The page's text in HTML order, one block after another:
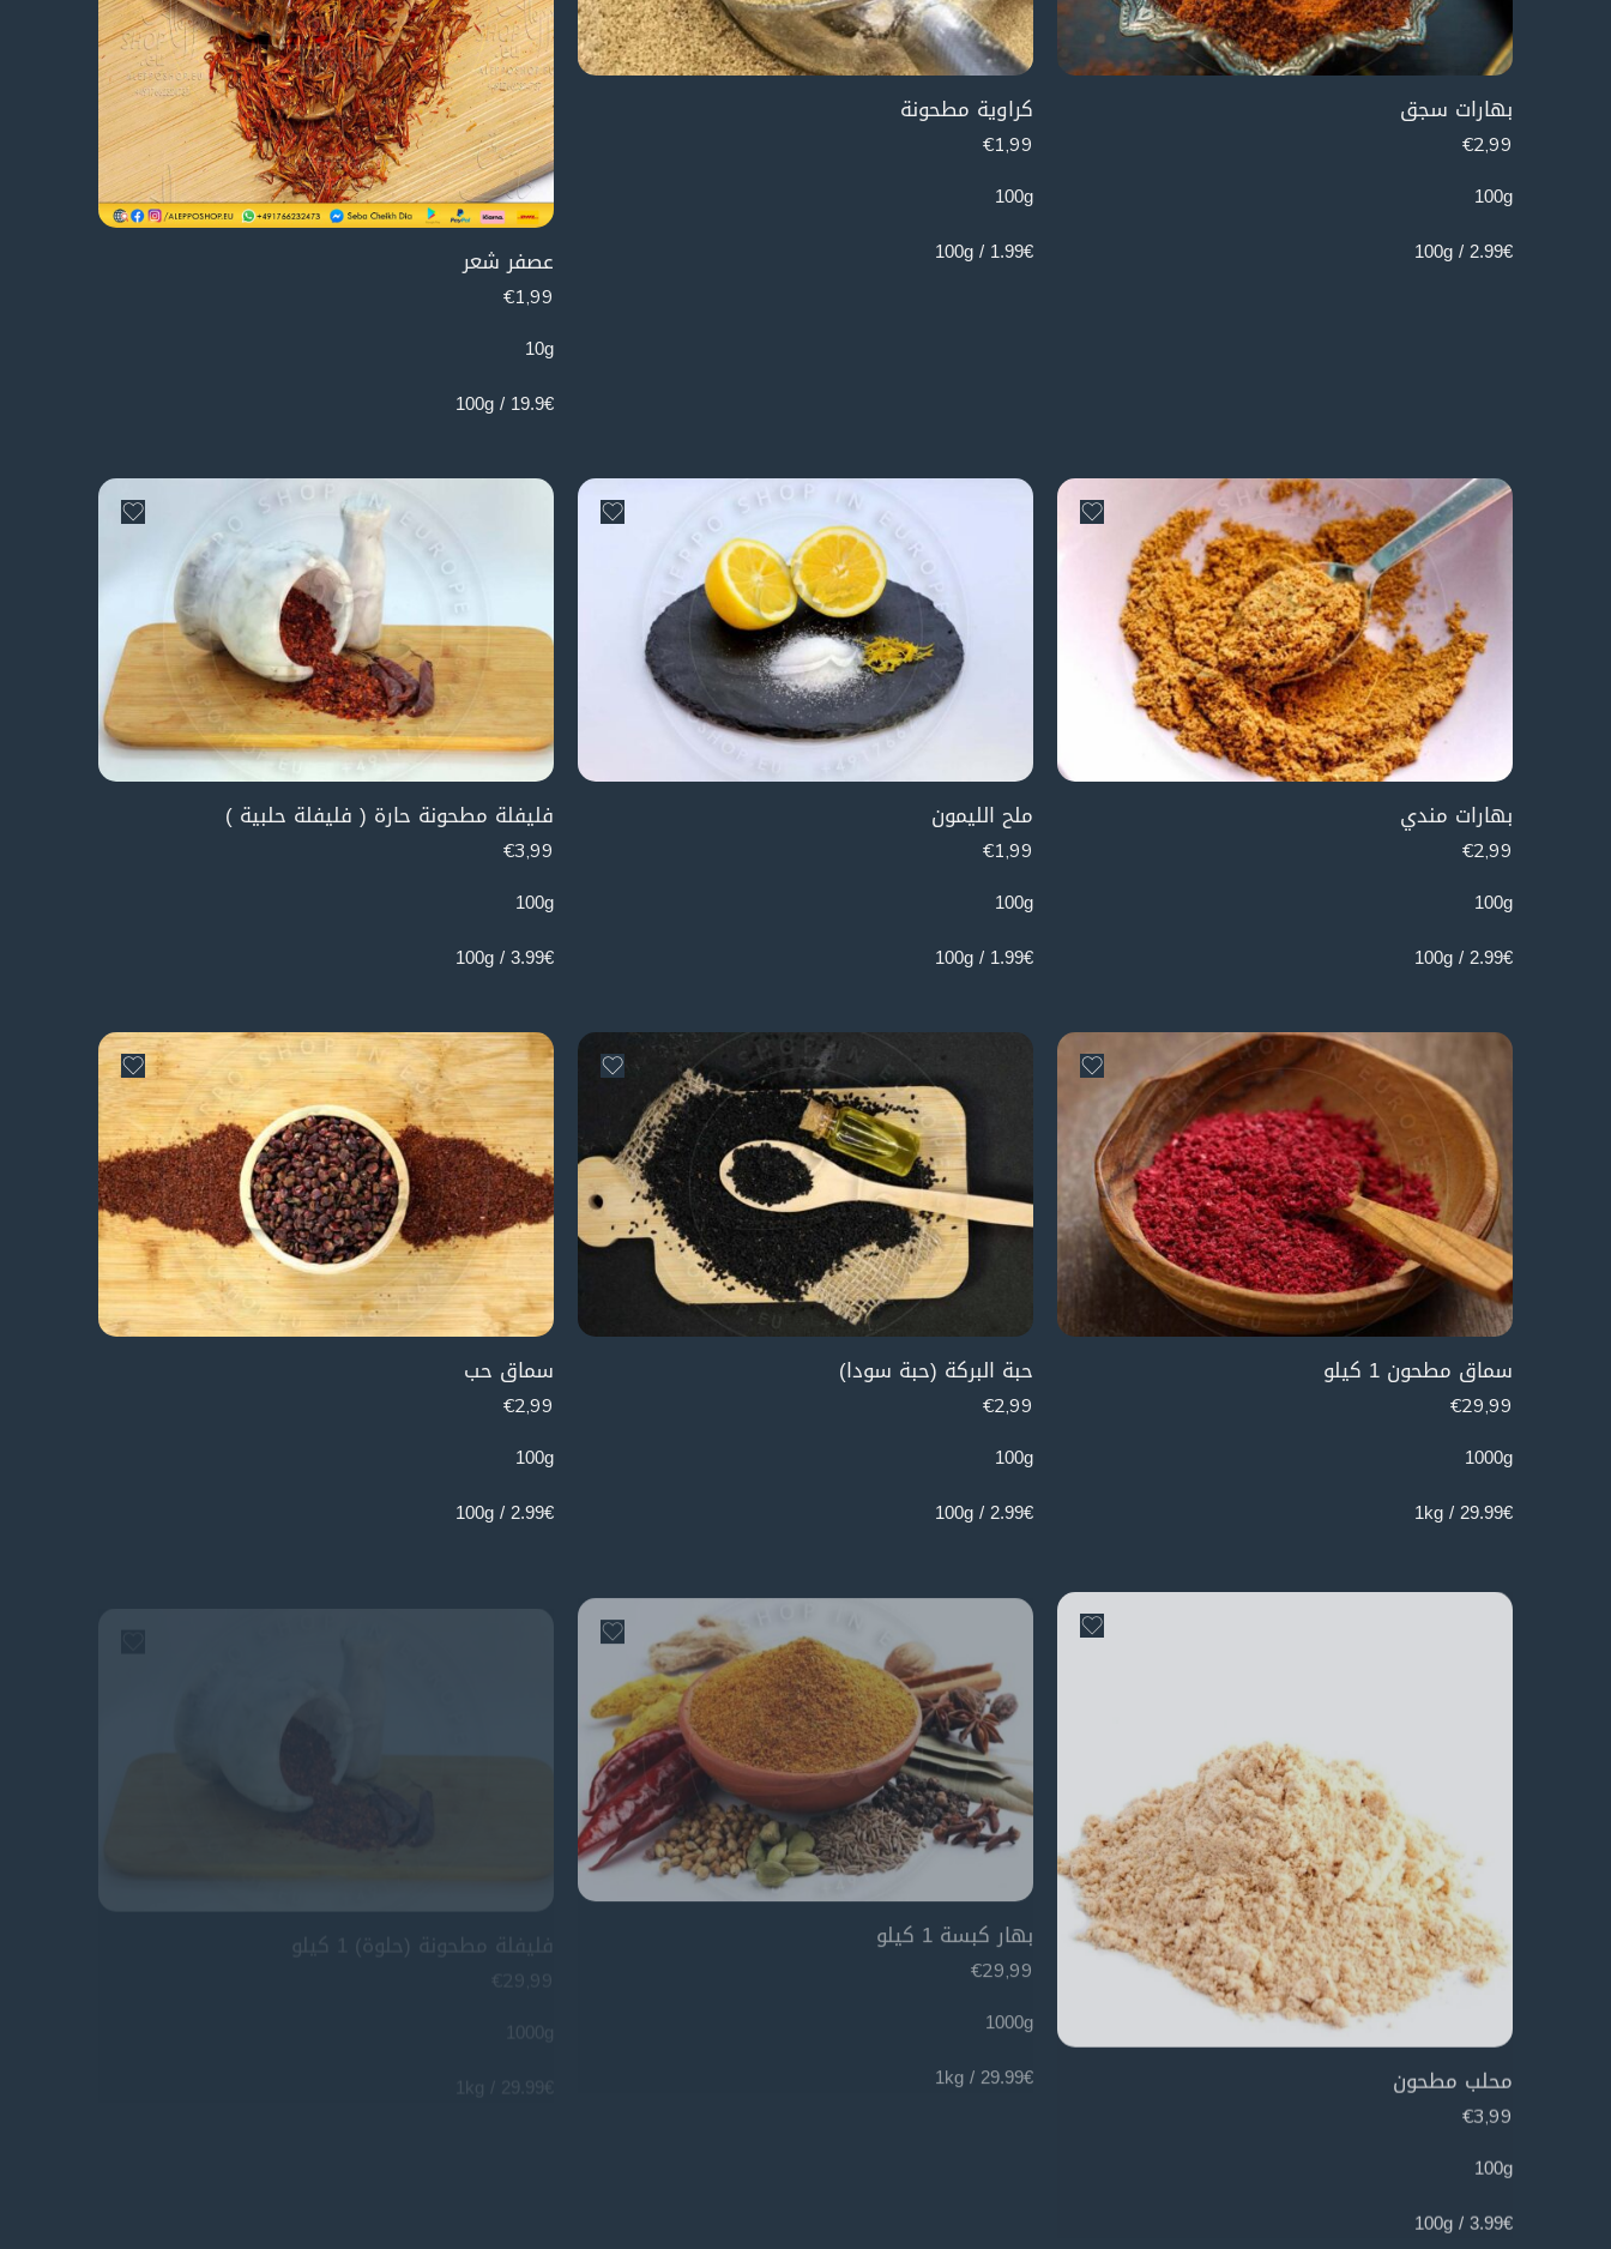
بهارات سجق
€2,99
100g
2.99€ / 100g
كراوية مطحونة
€1,99
100g
1.99€ / 100g
عصفر شعر
€1,99
10g
19.9€ / 100g
بهارات مندي
€2,99
100g
2.99€ / 100g
ملح الليمون
€1,99
100g
1.99€ / 100g
فليفلة مطحونة حارة ( فليفلة حلبية )
€3,99
100g
3.99€ / 100g
سماق مطحون 1 كيلو
€29,99
1000g
29.99€ / 1kg
حبة البركة (حبة سودا)
€2,99
100g
2.99€ / 100g
سماق حب
€2,99
100g
2.99€ / 100g
محلب مطحون
€3,99
100g
3.99€ / 100g
بهار كبسة 1 كيلو
€29,99
1000g
29.99€ / 1kg
29,99